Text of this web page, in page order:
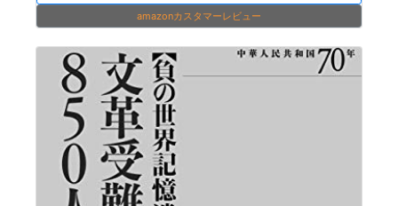
amazonカスタマーレビュー